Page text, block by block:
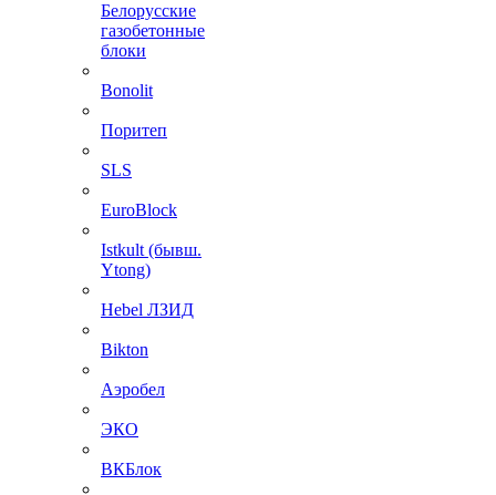
Белорусские
газобетонные
блоки
Bonolit
Поритеп
SLS
EuroBlock
Istkult (бывш.
Ytong)
Hebel ЛЗИД
Bikton
Аэробел
ЭКО
ВКБлок